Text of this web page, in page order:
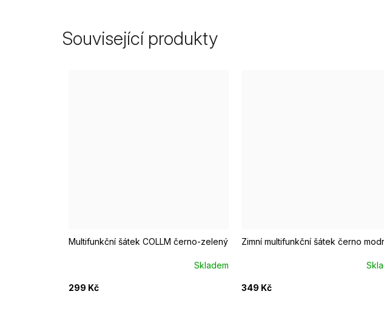
Související produkty
Multifunkční šátek COLLM černo-zelený
Skladem
299 Kč
Zimní multifunkční šátek černo
349 Kč